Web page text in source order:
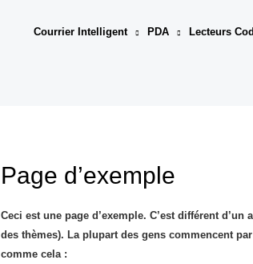
Courrier Intelligent PDA Lecteurs
Page d’exemple
Ceci est une page d’exemple. C’est différent
des thèmes). La plupart des gens commencent
comme cela :